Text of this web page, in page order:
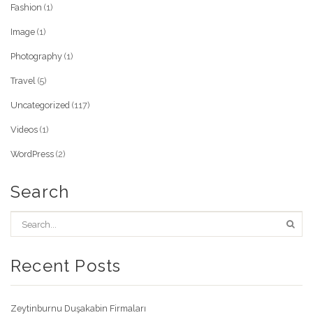
Fashion (1)
Image (1)
Photography (1)
Travel (5)
Uncategorized (117)
Videos (1)
WordPress (2)
Search
Recent Posts
Zeytinburnu Duşakabin Firmaları